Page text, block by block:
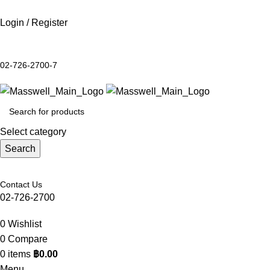
Login / Register
02-726-2700-7
Select category
Search
Contact Us
02-726-2700
0 Wishlist
0 Compare
0 items ฿0.00